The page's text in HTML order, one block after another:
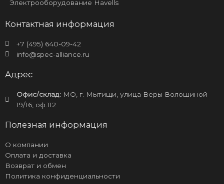
Электрооборудование Havells
Контактная информация
+7 (495) 640-09-42
info@spec-alliance.ru
Адрес
Офис/склад:МО, г. Мытищи, улица Веры Волошиной
19/16, оф.112
Полезная информация
О компании
Оплата и доставка
Возврат и обмен
Политика конфиденциальности